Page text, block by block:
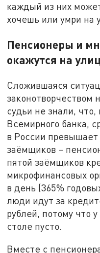
каждый из них
хочешь или умри на
Пенсионеры и
окажутся на
Сложившаяся
законотворчеством
судьи не знали,
Всемирного банка,
в России
заёмщиков –
пятой заёмщиков
микрофинансовых
в день (365%
люди идут за
рублей, потому что
столе пусто.
Вместе с